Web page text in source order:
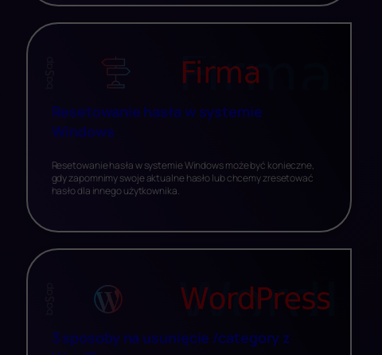
Resetowanie hasła w systemie
Windows
Resetowanie hasła w systemie Windows może być konieczne,
gdy zapomnimy swoje aktualne hasło lub chcemy zresetować
hasło dla innego użytkownika.
3 sposoby na usunięcie /category z